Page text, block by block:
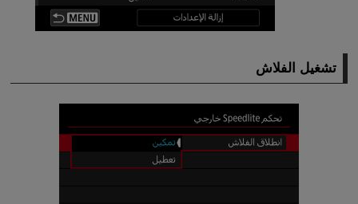
تشغيل الفلاش